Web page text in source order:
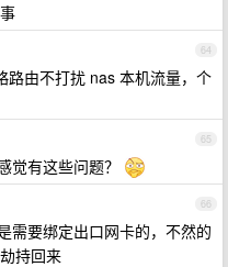
64
路由不打扰 nas 本机流量，个
65
觉有这些问题？
66
需要绑定出口网卡的，不然的
持回来